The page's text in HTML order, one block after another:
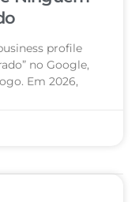
profile
no Google,
Em 2026,